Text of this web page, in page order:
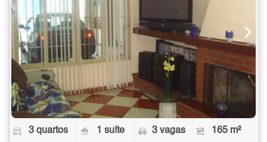
3 quartos 1 suíte 3 vagas 165 m²